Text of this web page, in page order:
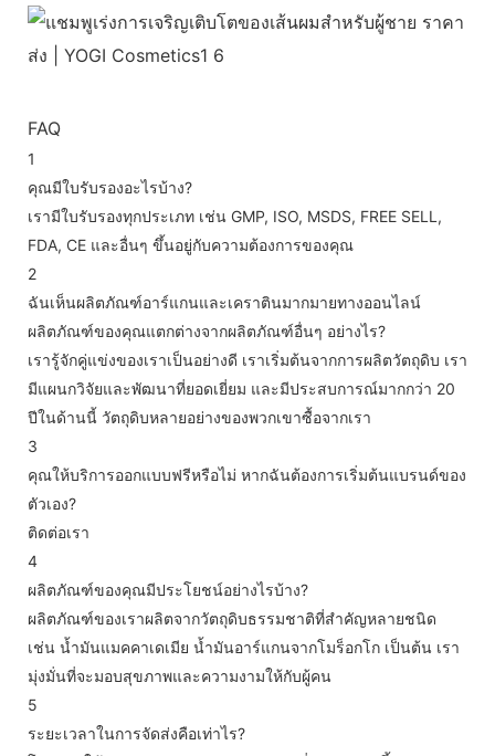
FAQ
1
คุณมีใบรับรองอะไรบ้าง?
เรามีใบรับรองทุกประเภท เช่น GMP, ISO, MSDS, FREE SELL,
FDA, CE และอื่นๆ ขึ้นอยู่กับความต้องการของคุณ
2
ฉันเห็นผลิตภัณฑ์อาร์แกนและเคราตินมากมายทางออนไลน์
ผลิตภัณฑ์ของคุณแตกต่างจากผลิตภัณฑ์อื่นๆ อย่างไร?
เรารู้จักคู่แข่งของเราเป็นอย่างดี เราเริ่มต้นจากการผลิตวัตถุดิบ เรา
มีแผนกวิจัยและพัฒนาที่ยอดเยี่ยม และมีประสบการณ์มากกว่า 20
ปีในด้านนี้ วัตถุดิบหลายอย่างของพวกเขาซื้อจากเรา
3
คุณให้บริการออกแบบฟรีหรือไม่ หากฉันต้องการเริ่มต้นแบรนด์ของ
ตัวเอง?
ติดต่อเรา
4
ผลิตภัณฑ์ของคุณมีประโยชน์อย่างไรบ้าง?
ผลิตภัณฑ์ของเราผลิตจากวัตถุดิบธรรมชาติที่สำคัญหลายชนิด
เช่น น้ำมันแมคคาเดเมีย น้ำมันอาร์แกนจากโมร็อกโก เป็นต้น เรา
มุ่งมั่นที่จะมอบสุขภาพและความงามให้กับผู้คน
5
ระยะเวลาในการจัดส่งคือเท่าไร?